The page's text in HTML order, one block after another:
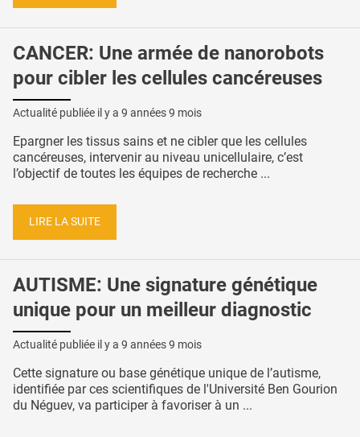
CANCER: Une armée de nanorobots
pour cibler les cellules cancéreuses
Actualité publiée il y a 9 années 9 mois
Epargner les tissus sains et ne cibler que les cellules
cancéreuses, intervenir au niveau unicellulaire, c’est
l’objectif de toutes les équipes de recherche ...
LIRE LA SUITE
AUTISME: Une signature génétique
unique pour un meilleur diagnostic
Actualité publiée il y a 9 années 9 mois
Cette signature ou base génétique unique de l’autisme,
identifiée par ces scientifiques de l'Université Ben Gourion
du Néguev, va participer à favoriser à un ...